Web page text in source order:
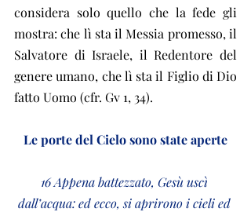
considera solo quello che la fede gli
mostra: che lì sta il Messia promesso, il
Salvatore di Israele, il Redentore del
genere umano, che lì sta il Figlio di Dio
fatto Uomo (cfr. Gv 1, 34).
Le porte del Cielo sono state aperte
16 Appena battezzato, Gesù uscì
dall’acqua: ed ecco, si aprirono i cieli ed